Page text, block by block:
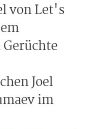
von Let's
Joel
im